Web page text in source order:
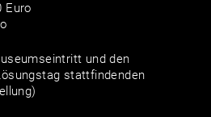
Euro
und den
stattfindenden